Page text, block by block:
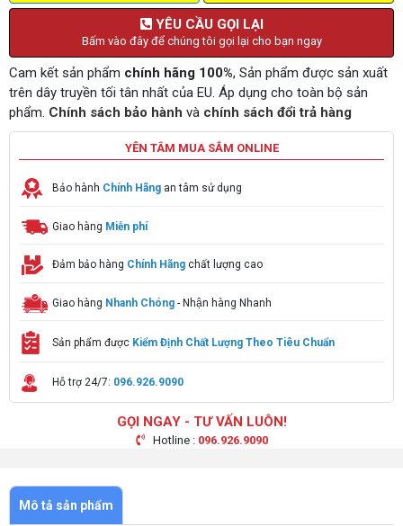
YÊU CẦU GỌI LẠI
Bấm vào đây để chúng tôi gọi lại cho bạn ngay
Cam kết sản phẩm chính hãng 100%, Sản phẩm được sản xuất
trên dây truyền tối tân nhất của EU. Áp dụng cho toàn bộ sản
phẩm. Chính sách bảo hành và chính sách đổi trả hàng
YÊN TÂM MUA SẮM ONLINE
Bảo hành Chính Hãng an tâm sử dụng
Giao hàng Miễn phí
Đảm bảo hàng Chính Hãng chất lượng cao
Giao hàng Nhanh Chóng - Nhận hàng Nhanh
Sản phẩm được Kiểm Định Chất Lượng Theo Tiêu Chuẩn
Hỗ trợ 24/7: 096.926.9090
GỌI NGAY - TƯ VẤN LUÔN!
Hotline : 096.926.9090
Mô tả sản phẩm